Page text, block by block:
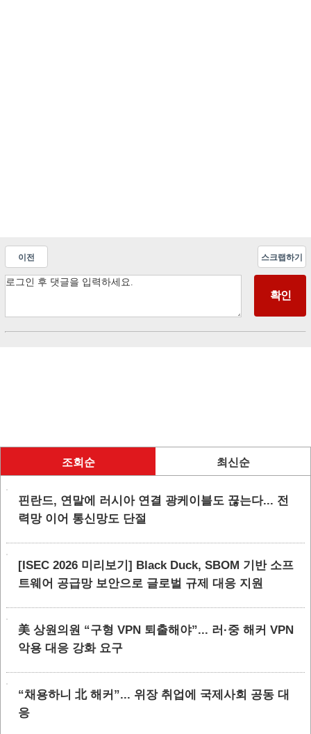
이전 스크랩하기
조회순 최신순
핀란드, 연말에 러시아 연결 광케이블도 끊는다... 전
력망 이어 통신망도 단절
[ISEC 2026 미리보기] Black Duck, SBOM 기반 소프
트웨어 공급망 보안으로 글로벌 규제 대응 지원
美 상원의원 “구형 VPN 퇴출해야”... 러·중 해커 VPN
악용 대응 강화 요구
“채용하니 北 해커”... 위장 취업에 국제사회 공동 대
응